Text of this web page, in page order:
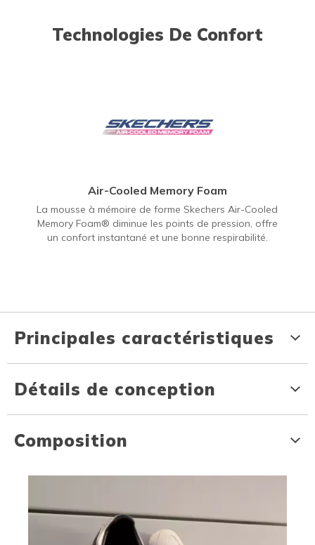
Technologies De Confort
Air-Cooled Memory Foam
La mousse à mémoire de forme Skechers Air-Cooled
Memory Foam® diminue les points de pression, offre
un confort instantané et une bonne respirabilité.
Principales caractéristiques
Détails de conception
Composition
Media Carousel
Carousel with product photos. Use the previous and next buttons